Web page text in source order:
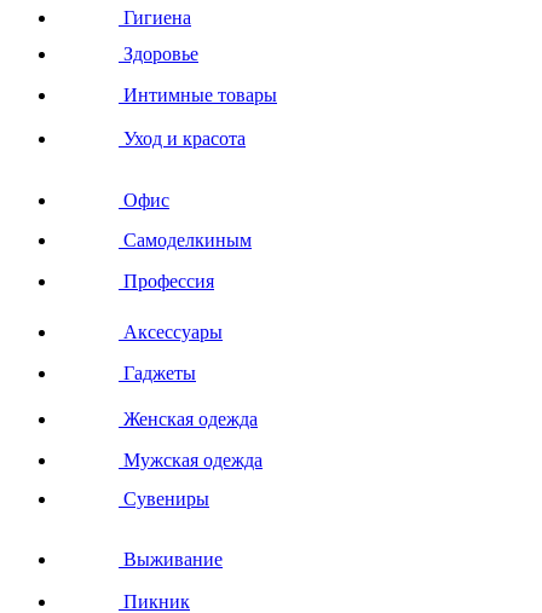
Гигиена
Здоровье
Интимные товары
Уход и красота
Офис
Самоделкиным
Профессия
Аксессуары
Гаджеты
Женская одежда
Мужская одежда
Сувениры
Выживание
Пикник